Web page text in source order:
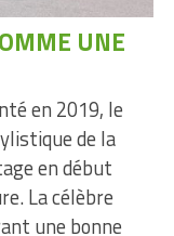
UNE
en 2019, le
de la
en début
La célèbre
une bonne